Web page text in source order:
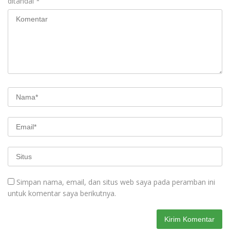
Simpan nama, email, dan situs web saya pada peramban ini
untuk komentar saya berikutnya.